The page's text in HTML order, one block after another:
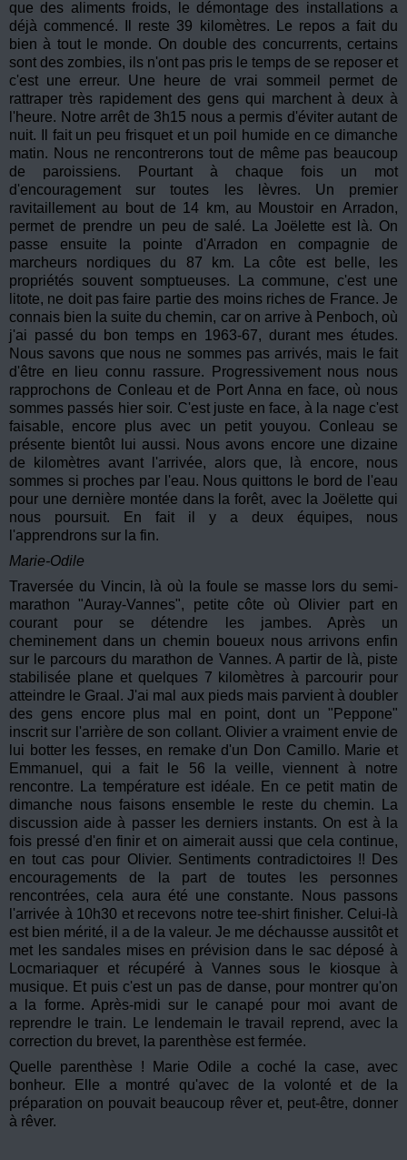
que des aliments froids, le démontage des installations a
déjà commencé. Il reste 39 kilomètres. Le repos a fait du
bien à tout le monde. On double des concurrents, certains
sont des zombies, ils n'ont pas pris le temps de se reposer et
c'est une erreur. Une heure de vrai sommeil permet de
rattraper très rapidement des gens qui marchent à deux à
l'heure. Notre arrêt de 3h15 nous a permis d'éviter autant de
nuit. Il fait un peu frisquet et un poil humide en ce dimanche
matin. Nous ne rencontrerons tout de même pas beaucoup
de paroissiens. Pourtant à chaque fois un mot
d'encouragement sur toutes les lèvres. Un premier
ravitaillement au bout de 14 km, au Moustoir en Arradon,
permet de prendre un peu de salé. La Joëlette est là. On
passe ensuite la pointe d'Arradon en compagnie de
marcheurs nordiques du 87 km. La côte est belle, les
propriétés souvent somptueuses. La commune, c'est une
litote, ne doit pas faire partie des moins riches de France. Je
connais bien la suite du chemin, car on arrive à Penboch, où
j'ai passé du bon temps en 1963-67, durant mes études.
Nous savons que nous ne sommes pas arrivés, mais le fait
d'être en lieu connu rassure. Progressivement nous nous
rapprochons de Conleau et de Port Anna en face, où nous
sommes passés hier soir. C'est juste en face, à la nage c'est
faisable, encore plus avec un petit youyou. Conleau se
présente bientôt lui aussi. Nous avons encore une dizaine
de kilomètres avant l'arrivée, alors que, là encore, nous
sommes si proches par l'eau. Nous quittons le bord de l'eau
pour une dernière montée dans la forêt, avec la Joëlette qui
nous poursuit. En fait il y a deux équipes, nous
l'apprendrons sur la fin.
Marie-Odile
Traversée du Vincin, là où la foule se masse lors du semi-
marathon "Auray-Vannes", petite côte où Olivier part en
courant pour se détendre les jambes. Après un
cheminement dans un chemin boueux nous arrivons enfin
sur le parcours du marathon de Vannes. A partir de là, piste
stabilisée plane et quelques 7 kilomètres à parcourir pour
atteindre le Graal. J'ai mal aux pieds mais parvient à doubler
des gens encore plus mal en point, dont un "Peppone"
inscrit sur l'arrière de son collant. Olivier a vraiment envie de
lui botter les fesses, en remake d'un Don Camillo. Marie et
Emmanuel, qui a fait le 56 la veille, viennent à notre
rencontre. La température est idéale. En ce petit matin de
dimanche nous faisons ensemble le reste du chemin. La
discussion aide à passer les derniers instants. On est à la
fois pressé d'en finir et on aimerait aussi que cela continue,
en tout cas pour Olivier. Sentiments contradictoires !! Des
encouragements de la part de toutes les personnes
rencontrées, cela aura été une constante. Nous passons
l'arrivée à 10h30 et recevons notre tee-shirt finisher. Celui-là
est bien mérité, il a de la valeur. Je me déchausse aussitôt et
met les sandales mises en prévision dans le sac déposé à
Locmariaquer et récupéré à Vannes sous le kiosque à
musique. Et puis c'est un pas de danse, pour montrer qu'on
a la forme. Après-midi sur le canapé pour moi avant de
reprendre le train. Le lendemain le travail reprend, avec la
correction du brevet, la parenthèse est fermée.
Quelle parenthèse ! Marie Odile a coché la case, avec
bonheur. Elle a montré qu'avec de la volonté et de la
préparation on pouvait beaucoup rêver et, peut-être, donner
à rêver.